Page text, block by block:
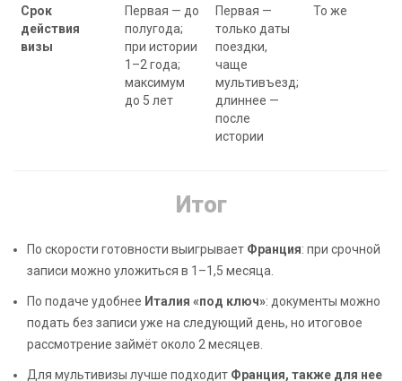
Срок
действия
визы
Первая — до
полугода;
при истории
1–2 года;
максимум
до 5 лет
Первая —
только даты
поездки,
чаще
мультивъезд;
длиннее —
после
истории
То же
Итог
По скорости готовности выигрывает Франция: при срочной
записи можно уложиться в 1–1,5 месяца.
По подаче удобнее Италия «под ключ»: документы можно
подать без записи уже на следующий день, но итоговое
рассмотрение займёт около 2 месяцев.
Для мультивизы лучше подходит Франция, также для нее